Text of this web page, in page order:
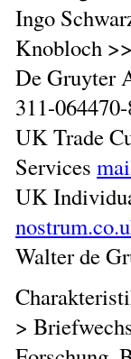
Ingo
Knobloch
De Gruyter
311-
UK Trade
Services
UK
Walter de
>